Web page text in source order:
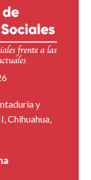
y
Chihuahua,